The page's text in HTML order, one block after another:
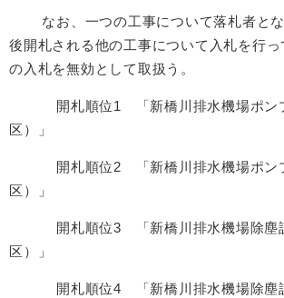
なお、一つの工事について落札者とな
後開札される他の工事について入札を行
の入札を無効として取扱う。
開札順位1 「新橋川排水機場ポンプ
区）」
開札順位2 「新橋川排水機場ポンプ
区）」
開札順位3 「新橋川排水機場除塵設
区）」
開札順位4 「新橋川排水機場除塵設